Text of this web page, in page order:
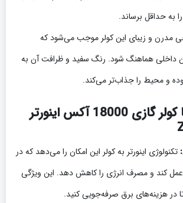
به حداقل برساند.
مدرن و زیبای این کولر موجب می‌شود که
داخلی هماهنگ شود. رنگ سفید و ظرافت آن به
و محیط را جذاب‌تر می‌کند.
عملکرد و مزایا کولر گازی 18000 آکس اینورتر
تکنولوژی اینورتر به کولر این امکان را می‌دهد که در
کند و مصرف انرژی را کاهش دهد. این ویژگی
در هزینه‌های برق صرفه‌جویی کنید.